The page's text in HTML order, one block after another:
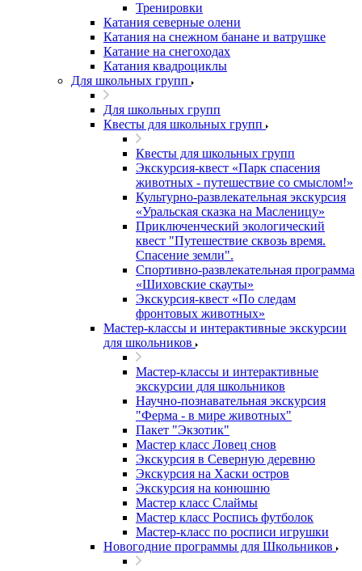
Тренировки
Катания северные олени
Катания на снежном банане и ватрушке
Катание на снегоходах
Катания квадроциклы
Для школьных групп
Для школьных групп
Квесты для школьных групп
Квесты для школьных групп
Экскурсия-квест «Парк спасения
животных - путешествие со смыслом!»
Культурно-развлекательная экскурсия
«Уральская сказка на Масленицу»
Приключенческий экологический
квест "Путешествие сквозь время.
Спасение земли".
Спортивно-развлекательная программа
«Шиховские скауты»
Экскурсия-квест «По следам
фронтовых животных»
Мастер-классы и интерактивные экскурсии
для школьников
Мастер-классы и интерактивные
экскурсии для школьников
Научно-познавательная экскурсия
"Ферма - в мире животных"
Пакет "Экзотик"
Мастер класс Ловец снов
Экскурсия в Северную деревню
Экскурсия на Хаски остров
Экскурсия на конюшню
Мастер класс Слаймы
Мастер класс Роспись футболок
Мастер-класс по росписи игрушки
Новогодние программы для Школьников